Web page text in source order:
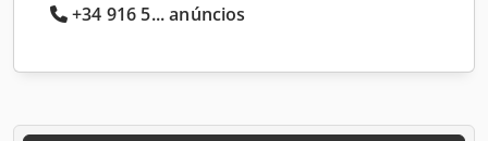
+34 916 5... anúncios